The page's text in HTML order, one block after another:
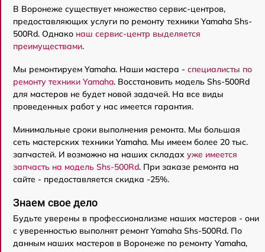
В Воронеже существует множество сервис-центров,
предоставляющих услуги по ремонту техники Yamaha Shs-
500Rd. Однако наш сервис-центр выделяется
преимуществами.
Мы ремонтируем Yamaha. Наши мастера - специалисты по
ремонту техники Yamaha. Восстановить модель Shs-500Rd
для мастеров не будет новой задачей. На все виды
проведенных работ у нас имеется гарантия.
Минимальные сроки выполнения ремонта. Мы большая
сеть мастерских техники Yamaha. Мы имеем более 20 тыс.
запчастей. И возможно на наших складах уже имеется
запчасть на модель Shs-500Rd. При заказе ремонта на
сайте - предоставляется скидка -25%.
Знаем свое дело
Будьте уверены в профессионализме наших мастеров - они
с уверенностью выполнят ремонт Yamaha Shs-500Rd. По
данным наших мастеров в Воронеже по ремонту Yamaha,